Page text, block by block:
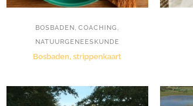
BOSBADEN ,COACHING
NATUURGENEESKUNDE
Bosbaden, strippenkaart